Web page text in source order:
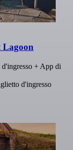
Lagoon
+ App di
d'ingresso